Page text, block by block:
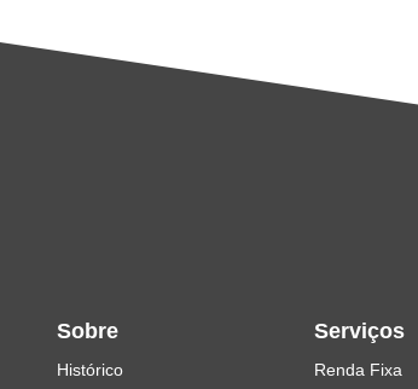
Sobre
Histórico
Serviços
Renda Fixa